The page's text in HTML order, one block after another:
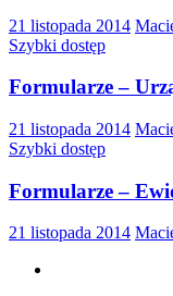
21 listopada 2014
Szybki dostęp
Formularze –
21 listopada 2014
Szybki dostęp
Formularze –
21 listopada 2014